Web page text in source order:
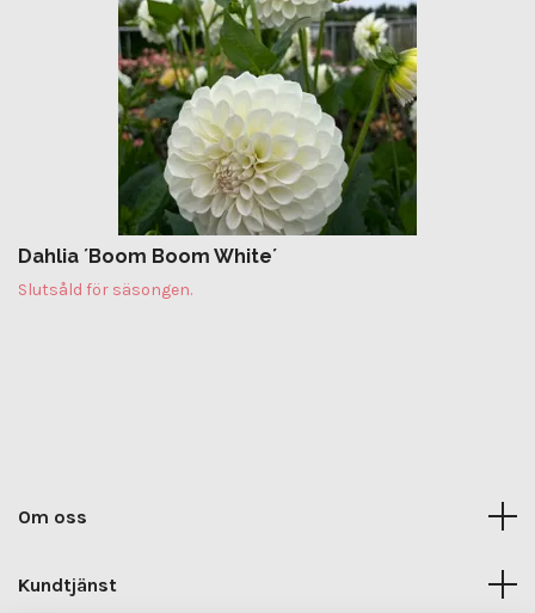
Dahlia ´Boom Boom White´
Slutsåld för säsongen.
Om oss
Kundtjänst